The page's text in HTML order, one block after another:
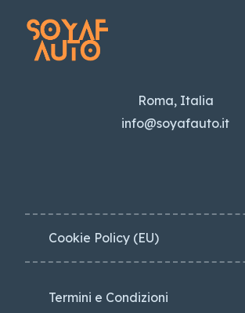
Roma, Italia
info@soyafauto.it
Cookie Policy (EU)
Termini e Condizioni